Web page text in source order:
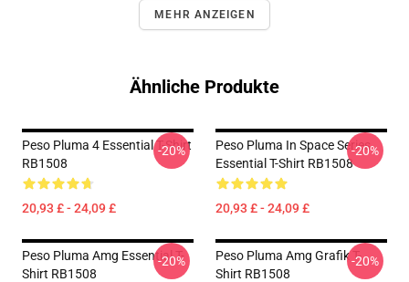
MEHR ANZEIGEN
Ähnliche Produkte
Peso Pluma 4 Essential T-Shirt
RB1508
20,93 £ - 24,09 £
-20%
Peso Pluma In Space Series
Essential T-Shirt RB1508
20,93 £ - 24,09 £
-20%
Peso Pluma Amg Essential T-
Shirt RB1508
-20%
Peso Pluma Amg Grafik T-
Shirt RB1508
-20%